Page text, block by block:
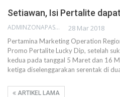
Setiawan, Isi Pertalite
ADMINZONAPASAR 28 Mar 2018
Pertamina Marketing Operation
Promo Pertalite Lucky Dip, setelah
kedua pada tanggal 5 Maret dan 16
ketiga diselenggarakan serentak di
ARTIKEL LAMA